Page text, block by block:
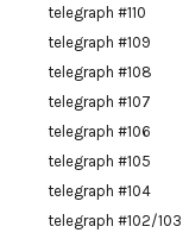
telegraph #110
telegraph #109
telegraph #108
telegraph #107
telegraph #106
telegraph #105
telegraph #104
telegraph #102/103